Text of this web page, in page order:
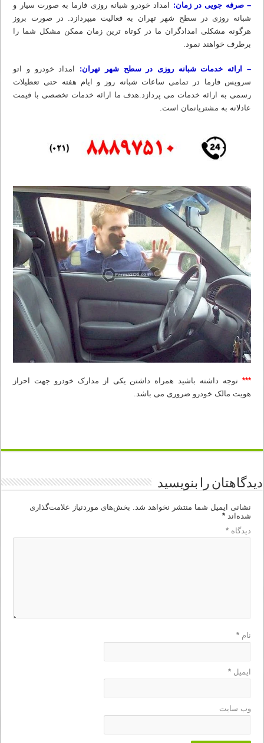
– صرفه جویی در زمان:
امداد خودرو شبانه روزی فارما به صورت سیار و
شبانه روزی در سطح شهر تهران به فعالیت میپردازد. در صورت بروز
هرگونه مشکلی امدادگران ما در کوتاه ترین زمان ممکن مشکل شما را
برطرف خواهند نمود.
– ارائه خدمات شبانه روزی در سطح شهر تهران: امداد خودرو و اتو
سرویس فارما در تمامی ساعات شبانه روز و ایام هفته حتی تعطیلات
رسمی به ارائه خدمات می پردازد.هدف ما ارائه خدمات تخصصی با قیمت
عادلانه به مشتریانمان است.
***توجه داشته باشید همراه داشتن یکی از مدارک خودرو جهت احراز
هویت مالک خودرو ضروری می باشد.
دیدگاهتان را بنویسید
نشانی ایمیل شما منتشر نخواهد شد.
بخش‌های موردنیاز علامت‌گذاری
شده‌اند*
دیدگاه*
نام*
ایمیل*
وب‌ سایت